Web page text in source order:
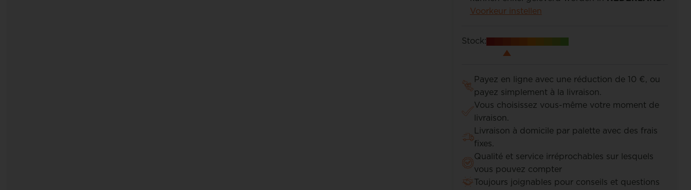
Voorkeur instellen
Stock:
Payez en ligne avec une réduction de 10 €, ou
payez simplement à la livraison.
Vous choisissez vous-même votre moment de
livraison.
Livraison à domicile par palette avec des frais
fixes.
Qualité et service irréprochables sur lesquels
vous pouvez compter
Toujours joignables pour conseils et questions